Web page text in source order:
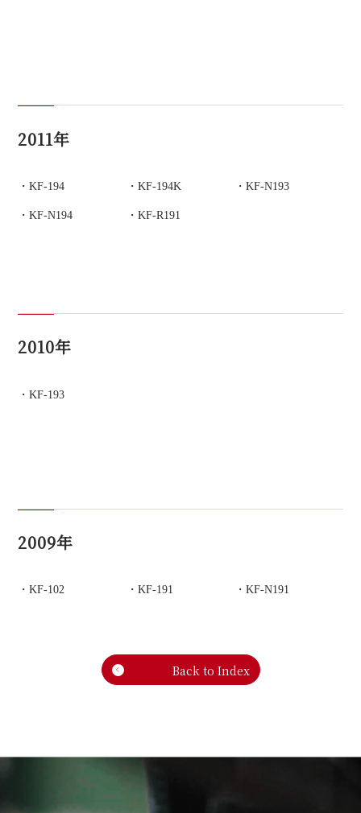
2011年
KF-194 KF-194K KF-N193
KF-N194 KF-R191
2010年
KF-193
2009年
KF-102 KF-191 KF-N191
Back to Index